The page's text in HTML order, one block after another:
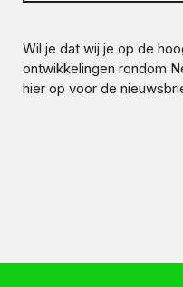
Wil je dat wij je op de
ontwikkelingen rondom
hier op voor de